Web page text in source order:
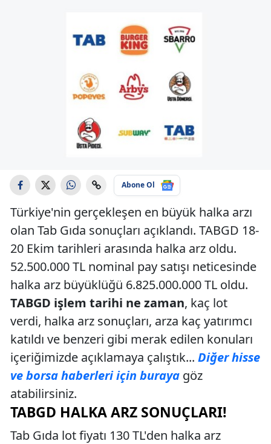
Abone Ol
Türkiye'nin gerçekleşen en büyük halka arzı
olan Tab Gıda sonuçları açıklandı. TABGD 18-
20 Ekim tarihleri arasında halka arz oldu.
52.500.000 TL nominal pay satışı neticesinde
halka arz büyüklüğü 6.825.000.000 TL oldu.
TABGD işlem tarihi ne zaman, kaç lot
verdi, halka arz sonuçları, arza kaç yatırımcı
katıldı ve benzeri gibi merak edilen konuları
içeriğimizde açıklamaya çalıştık... Diğer hisse
ve borsa haberleri için buraya göz
atabilirsiniz.
TABGD HALKA ARZ SONUÇLARI!
Tab Gıda lot fiyatı 130 TL'den halka arz